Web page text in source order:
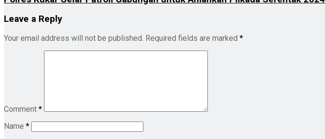
Leave a Reply
Your email address will not be published. Required fields are marked *
Comment *
Name *